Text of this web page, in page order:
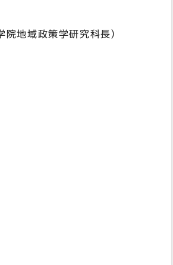
院地域政策学研究科長）
）